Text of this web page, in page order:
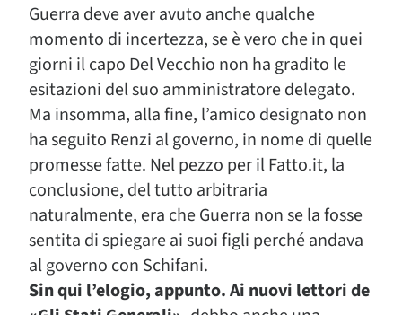
Guerra deve aver avuto anche qualche
momento di incertezza, se è vero che in quei
giorni il capo Del Vecchio non ha gradito le
esitazioni del suo amministratore delegato.
Ma insomma, alla fine, l’amico designato non
ha seguito Renzi al governo, in nome di quelle
promesse fatte. Nel pezzo per il Fatto.it, la
conclusione, del tutto arbitraria
naturalmente, era che Guerra non se la fosse
sentita di spiegare ai suoi figli perché andava
al governo con Schifani.
Sin qui l’elogio, appunto. Ai nuovi lettori de